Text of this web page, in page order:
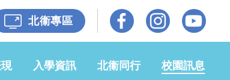
北衞專區
入學資訊 北衞同行 校園訊息